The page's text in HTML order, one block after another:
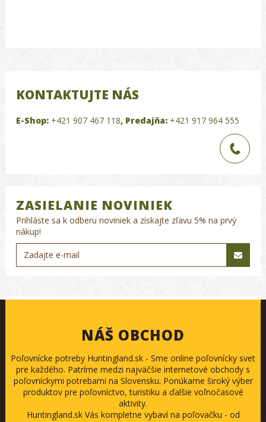
KONTAKTUJTE NÁS
E-Shop: +421 907 467 118, Predajňa: +421 917 964 555
ZASIELANIE NOVINIEK
Prihláste sa k odberu noviniek a získajte zľavu 5% na prvý
nákup!
NÁŠ OBCHOD
Poľovnícke potreby Huntingland.sk - Sme online poľovnícky svet
pre každého. Patríme medzi najväčšie internetové obchody s
poľovníckymi potrebami na Slovensku. Ponúkame široký výber
produktov pre poľovníctvo, turistiku a ďalšie voľnočasové
aktivity.
Huntingland.sk Vás kompletne vybaví na poľovačku - od